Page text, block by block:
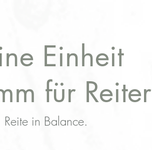
Einheit
für Reiter
in Balance.